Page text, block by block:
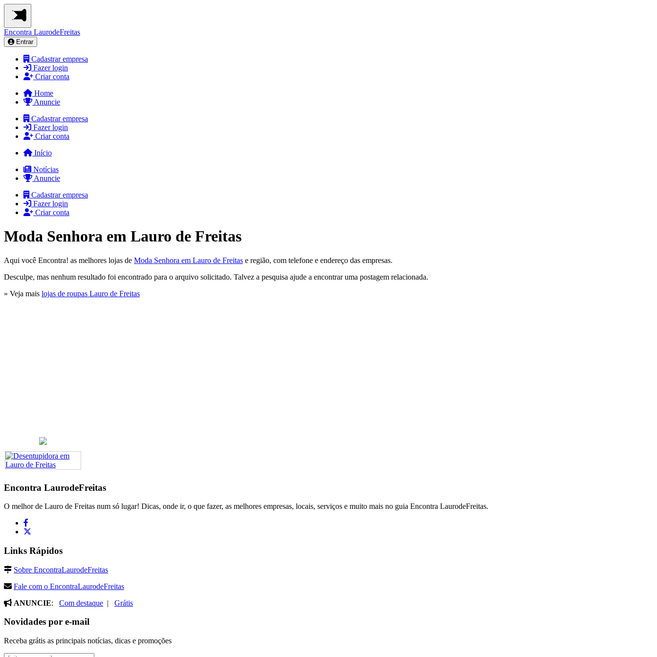
Encontra LaurodeFreitas
Entrar
Cadastrar empresa
Fazer login
Criar conta
Home
Anuncie
Cadastrar empresa
Fazer login
Criar conta
Início
Notícias
Anuncie
Cadastrar empresa
Fazer login
Criar conta
Moda Senhora em Lauro de Freitas
Aqui você Encontra! as melhores lojas de Moda Senhora em Lauro de Freitas e região, com telefone e endereço das empresas.
Desculpe, mas nenhum resultado foi encontrado para o arquivo solicitado. Talvez a pesquisa ajude a encontrar uma postagem relacionada.
» Veja mais lojas de roupas Lauro de Freitas
Encontra LaurodeFreitas
O melhor de Lauro de Freitas num só lugar! Dicas, onde ir, o que fazer, as melhores empresas, locais, serviços e muito mais no guia Encontra LaurodeFreitas.
Links Rápidos
Sobre EncontraLaurodeFreitas
Fale com o EncontraLaurodeFreitas
ANUNCIE: Com destaque | Grátis
Novidades por e-mail
Receba grátis as principais notícias, dicas e promoções